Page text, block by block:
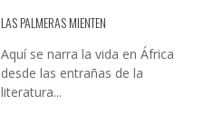
LAS PALMERAS MIENTEN
Aquí se narra la vida en África
desde las entrañas de la
literatura...